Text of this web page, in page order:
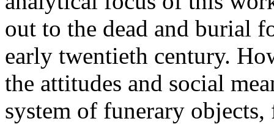
out to the dead and burial
early twentieth century.
the attitudes and social
system of funerary objects,